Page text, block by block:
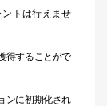
トは行えませ
得することがで
ンに初期化され